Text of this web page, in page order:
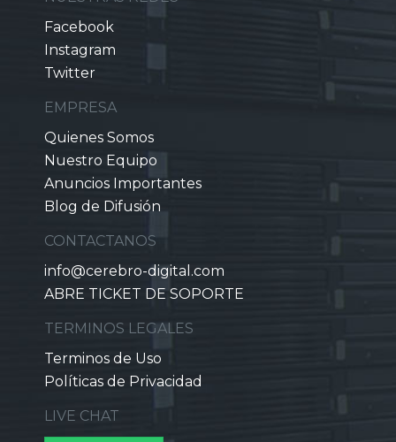
Facebook
Instagram
Twitter
EMPRESA
Quienes Somos
Nuestro Equipo
Anuncios Importantes
Blog de Difusión
CONTACTANOS
info@cerebro-digital.com
ABRE TICKET DE SOPORTE
TERMINOS LEGALES
Terminos de Uso
Políticas de Privacidad
LIVE CHAT